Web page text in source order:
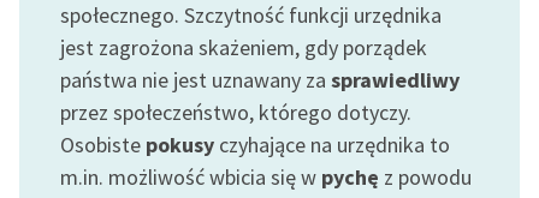
Feministyczne inspiracje.
Popularyzacja
skandynawskiej literatury
feministycznej
Ręce pełne poezji
społecznego. Szczytność funkcji urzędnika
jest zagrożona skażeniem, gdy porządek
państwa nie jest uznawany za sprawiedliwy
przez społeczeństwo, którego dotyczy.
Osobiste pokusy czyhające na urzędnika to
m.in. możliwość wbicia się w pychę z powodu